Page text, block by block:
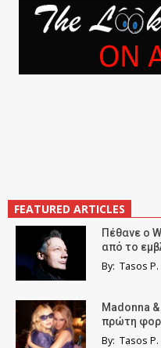
FEATURED ARTICLES
Πέθανε ο
από το
By: Tasos P.
Madonna
πρώτη
By: Tasos P.